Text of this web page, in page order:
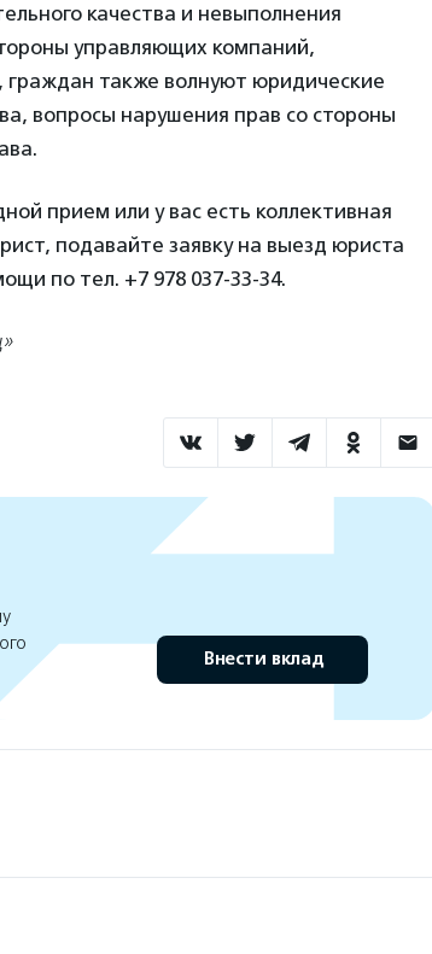
качества и невыполнения
управляющих компаний,
граждан также волнуют юридические
вопросы нарушения прав со стороны
прием или у вас есть коллективная
подавайте заявку на выезд юриста
по тел. +7 978 037-33-34.
Внести вклад